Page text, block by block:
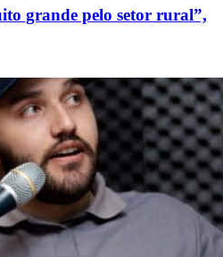
grande pelo setor rural”,